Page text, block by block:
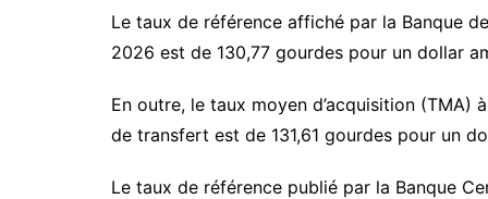
Le taux de référence affiché par la Banque
2026 est de 130,77 gourdes pour un dollar
En outre, le taux moyen d’acquisition (TMA)
de transfert est de 131,61 gourdes pour un
Le taux de référence publié par la Banque